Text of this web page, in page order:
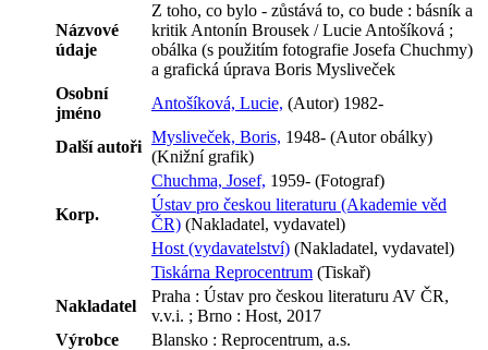
Názvové
údaje
Z toho, co bylo - zůstává to, co bude : básník a
kritik Antonín Brousek / Lucie Antošíková ;
obálka (s použitím fotografie Josefa Chuchmy)
a grafická úprava Boris Mysliveček
Osobní
jméno
Antošíková, Lucie, (Autor) 1982-
Další autoři
Mysliveček, Boris, 1948- (Autor obálky)
(Knižní grafik)
Chuchma, Josef, 1959- (Fotograf)
Korp.
Ústav pro českou literaturu (Akademie věd
ČR) (Nakladatel, vydavatel)
Host (vydavatelství) (Nakladatel, vydavatel)
Tiskárna Reprocentrum (Tiskař)
Nakladatel
Praha : Ústav pro českou literaturu AV ČR,
v.v.i. ; Brno : Host, 2017
Výrobce
Blansko : Reprocentrum, a.s.